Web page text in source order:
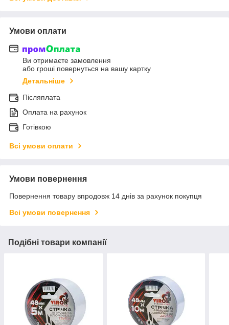
Умови оплати
Ви отримаєте замовлення
або гроші повернуться на вашу картку
Детальніше
Післяплата
Оплата на рахунок
Готівкою
Всі умови оплати
Умови повернення
Повернення товару впродовж 14 днів за рахунок покупця
Всі умови повернення
Подібні товари компанії